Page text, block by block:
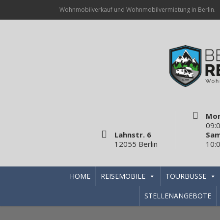
Wohnmobilverkauf und Wohnmobilvermietung in Berlin.
Lahnstr. 6
12055 Berlin
HOME REISEMOBILE TOURBUSSE
STELLENANGEBOTE